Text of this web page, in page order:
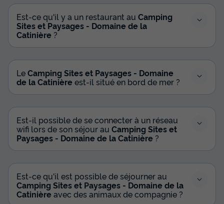
Est-ce qu'il y a un restaurant au Camping
Sites et Paysages - Domaine de la
Catinière ?
LeCamping Sites et Paysages - Domaine
de la Catinière est-il situé en bord de mer ?
Est-il possible de se connecter à un réseau
wifi lors de son séjour au Camping Sites et
Paysages - Domaine de la Catinière ?
Est-ce qu'il est possible de séjourner au
Camping Sites et Paysages - Domaine de la
Catinière avec des animaux de compagnie ?